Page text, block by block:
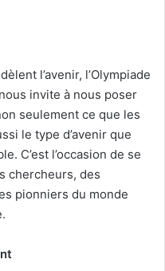
l’avenir, l’Olympiade
invite à nous poser
seulement ce que les
le type d’avenir que
C’est l’occasion de se
chercheurs, des
pionniers du monde